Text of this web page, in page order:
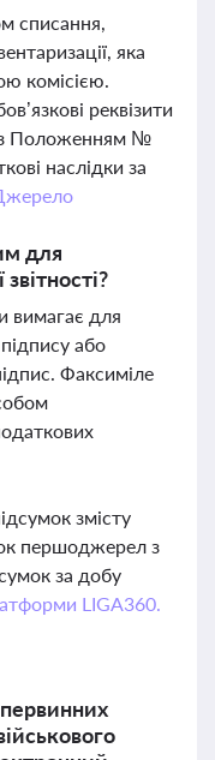
списання,
яка
комісією.
реквізити
з Положенням №
наслідки за
для
вимагає для
або
Факсиміле
змісту
першоджерел з
за добу
LIGA360.